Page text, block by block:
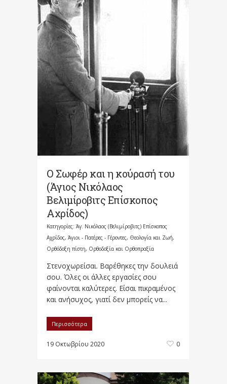
Ο Σωφέρ και η κούρασή του
(Άγιος Νικόλαος
Βελιμίροβιτς Επίσκοπος
Αχρίδος)
Κατηγορίες: Άγ. Νικόλαος (Βελιμίροβιτς) Επίσκοπος
Αχρίδος, Άγιοι - Πατέρες - Γέροντες, Θεολογία και Ζωή,
Ορθόδοξη πίστη, Ορθοδοξία και Ορθοπραξία
Στενοχωρείσαι. Βαρέθηκες την δουλειά
σου. Όλες οι άλλες εργασίες σου
φαίνονται καλύτερες. Είσαι πικραμένος
και ανήσυχος, γιατί δεν μπορείς να...
Περισσότερα
19 Οκτωβρίου 2020 0